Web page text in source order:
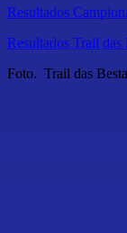
Resultados
Resultados Trail das
Foto. Trail das